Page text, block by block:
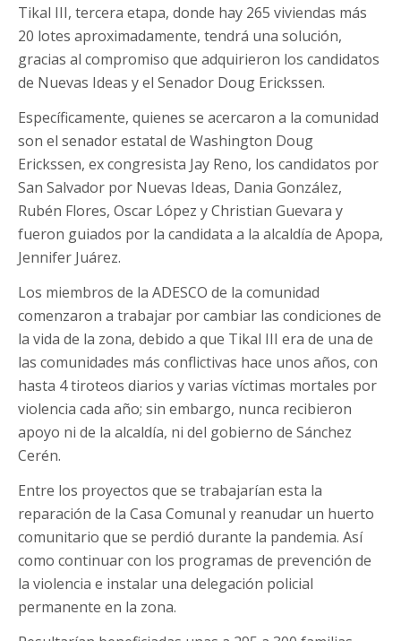
Tikal III, tercera etapa, donde hay 265 viviendas más
20 lotes aproximadamente, tendrá una solución,
gracias al compromiso que adquirieron los candidatos
de Nuevas Ideas y el Senador Doug Erickssen.
Específicamente, quienes se acercaron a la comunidad
son el senador estatal de Washington Doug
Erickssen, ex congresista Jay Reno, los candidatos por
San Salvador por Nuevas Ideas, Dania González,
Rubén Flores, Oscar López y Christian Guevara y
fueron guiados por la candidata a la alcaldía de Apopa,
Jennifer Juárez.
Los miembros de la ADESCO de la comunidad
comenzaron a trabajar por cambiar las condiciones de
la vida de la zona, debido a que Tikal III era de una de
las comunidades más conflictivas hace unos años, con
hasta 4 tiroteos diarios y varias víctimas mortales por
violencia cada año; sin embargo, nunca recibieron
apoyo ni de la alcaldía, ni del gobierno de Sánchez
Cerén.
Entre los proyectos que se trabajarían esta la
reparación de la Casa Comunal y reanudar un huerto
comunitario que se perdió durante la pandemia. Así
como continuar con los programas de prevención de
la violencia e instalar una delegación policial
permanente en la zona.